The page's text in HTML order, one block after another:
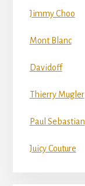
Jimmy Choo
Mont Blanc
Davidoff
Thierry Mugler
Paul Sebastian
Juicy Couture